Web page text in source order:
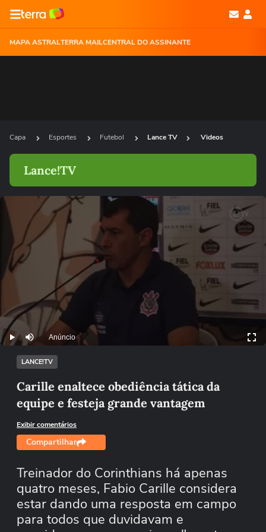
MAPA ASTRALTERRA MAILCENTRAL DO ASSINANTE
Capa Esportes Futebol Lance TV Videos
Lance!TV
Play Mutar Anúncio
LANCE!TV
Carille enaltece obediência tática da
equipe e festeja grande vantagem
Exibir comentários
Compartilhar
Treinador do Corinthians há apenas
quatro meses, Fabio Carille considera
estar dando uma resposta em campo
para todos que duvidavam e